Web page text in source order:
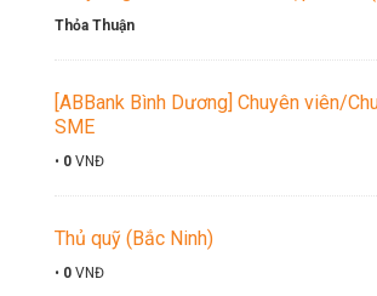
Thỏa Thuận
[ABBank Bình Dương] Chuyên viên/
SME
• 0 VNĐ
Thủ quỹ (Bắc Ninh)
• 0 VNĐ